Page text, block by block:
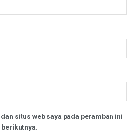
situs web saya pada peramban ini